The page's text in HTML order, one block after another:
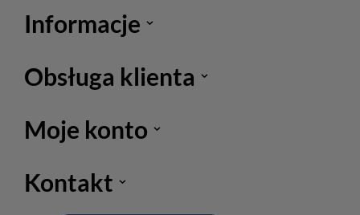
Informacje
Obsługa klienta
Moje konto
Kontakt